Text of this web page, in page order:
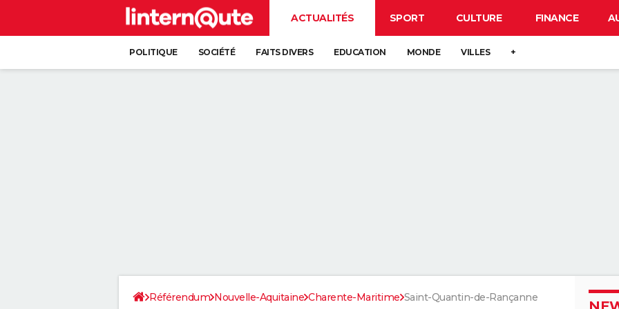
ACTUALITÉS SPORT CULTURE FINANCE
POLITIQUE SOCIÉTÉ FAITS DIVERS EDUCATION MONDE VILLES +
Référendum Nouvelle-Aquitaine Charente-Maritime Saint-Quantin-de-Rançanne